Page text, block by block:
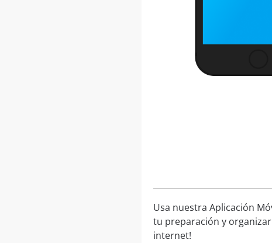
Usa nuestra Aplicación
tu preparación y
internet!